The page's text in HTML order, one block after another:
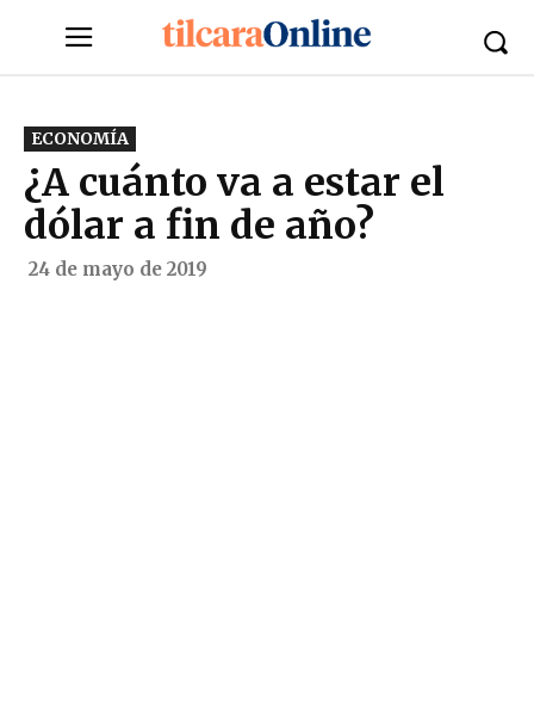
ECONOMÍA
¿A cuánto va a estar el
dólar a fin de año?
24 de mayo de 2019